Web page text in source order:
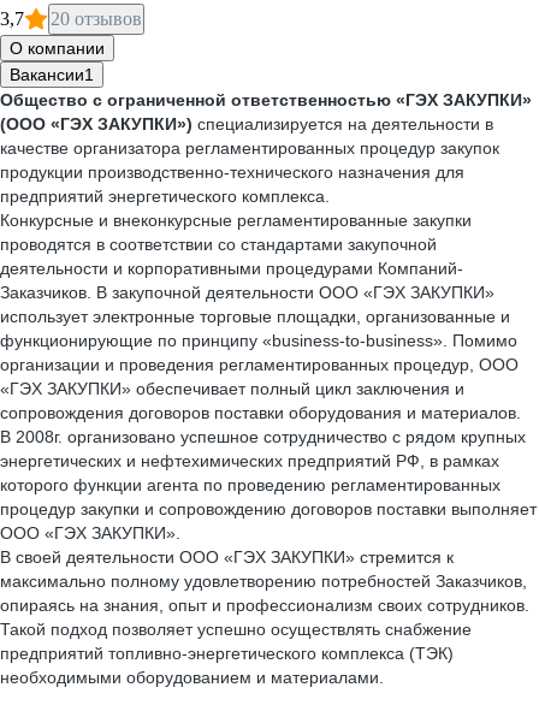
3,7 20 отзывов
О компании
Вакансии1
Общество с ограниченной ответственностью «ГЭХ ЗАКУПКИ»
(ООО «ГЭХ ЗАКУПКИ») специализируется на деятельности в
качестве организатора регламентированных процедур закупок
продукции производственно-технического назначения для
предприятий энергетического комплекса.
Конкурсные и внеконкурсные регламентированные закупки
проводятся в соответствии со стандартами закупочной
деятельности и корпоративными процедурами Компаний-
Заказчиков. В закупочной деятельности ООО «ГЭХ ЗАКУПКИ»
использует электронные торговые площадки, организованные и
функционирующие по принципу «business-to-business». Помимо
организации и проведения регламентированных процедур, ООО
«ГЭХ ЗАКУПКИ» обеспечивает полный цикл заключения и
сопровождения договоров поставки оборудования и материалов.
В 2008г. организовано успешное сотрудничество с рядом крупных
энергетических и нефтехимических предприятий РФ, в рамках
которого функции агента по проведению регламентированных
процедур закупки и сопровождению договоров поставки выполняет
ООО «ГЭХ ЗАКУПКИ».
В своей деятельности ООО «ГЭХ ЗАКУПКИ» стремится к
максимально полному удовлетворению потребностей Заказчиков,
опираясь на знания, опыт и профессионализм своих сотрудников.
Такой подход позволяет успешно осуществлять снабжение
предприятий топливно-энергетического комплекса (ТЭК)
необходимыми оборудованием и материалами.